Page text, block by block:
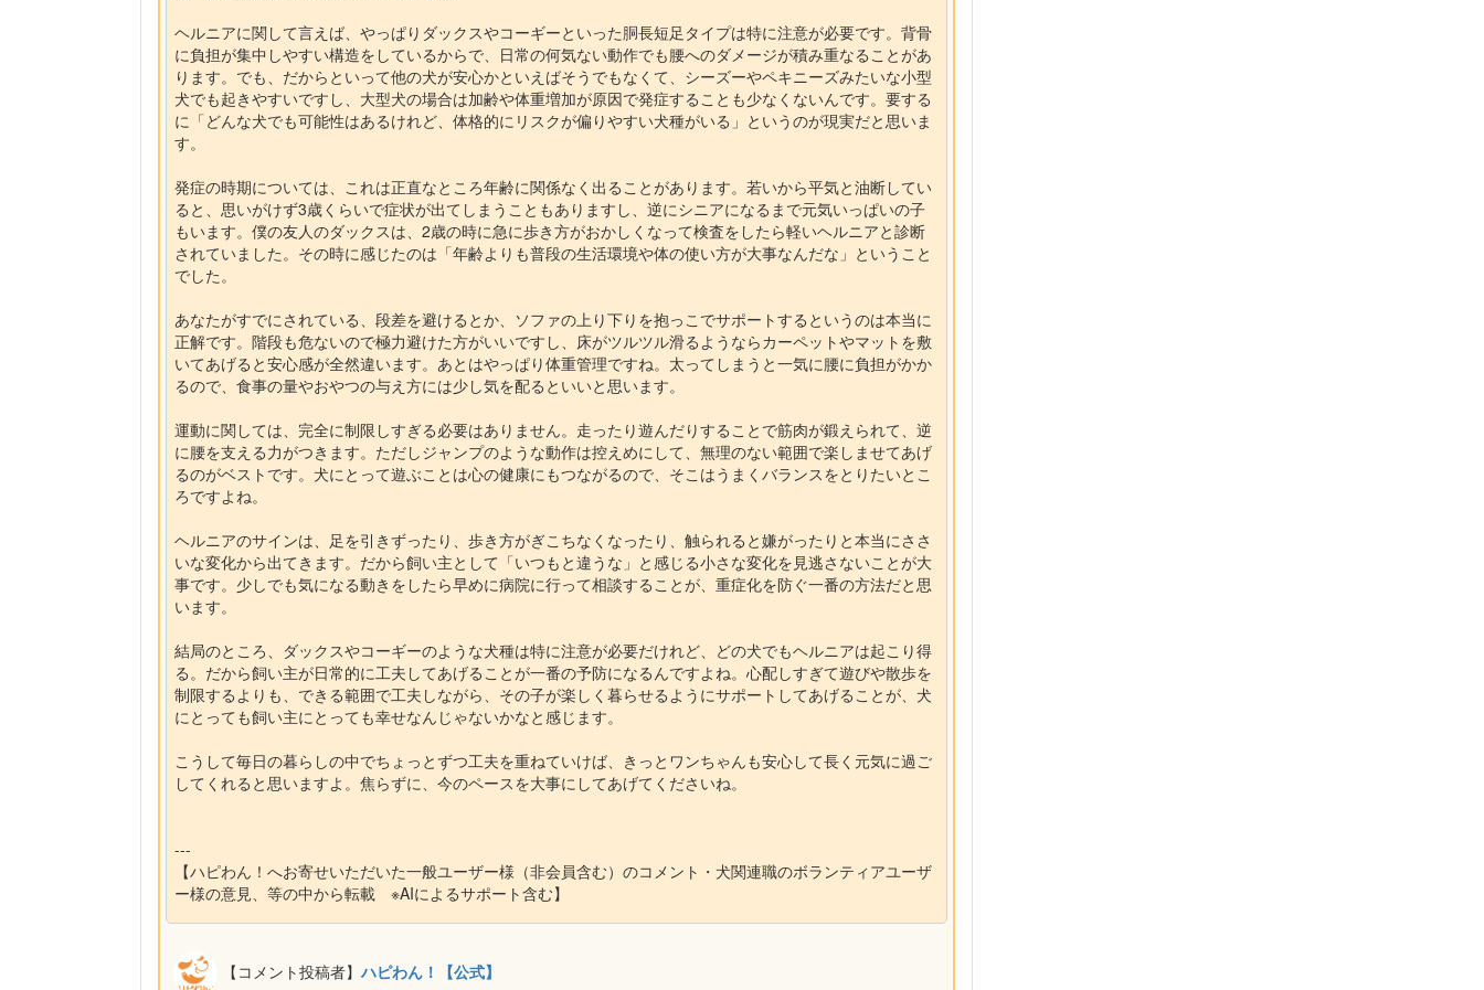
ヘルニアに関して言えば、やっぱりダックスやコーギーといった胴長短足タイプは特に注意が必要です。背骨
に負担が集中しやすい構造をしているからで、日常の何気ない動作でも腰へのダメージが積み重なることがあ
ります。でも、だからといって他の犬が安心かといえばそうでもなくて、シーズーやペキニーズみたいな小型
犬でも起きやすいですし、大型犬の場合は加齢や体重増加が原因で発症することも少なくないんです。要する
に「どんな犬でも可能性はあるけれど、体格的にリスクが偏りやすい犬種がいる」というのが現実だと思いま
す。
発症の時期については、これは正直なところ年齢に関係なく出ることがあります。若いから平気と油断してい
ると、思いがけず3歳くらいで症状が出てしまうこともありますし、逆にシニアになるまで元気いっぱいの子
もいます。僕の友人のダックスは、2歳の時に急に歩き方がおかしくなって検査をしたら軽いヘルニアと診断
されていました。その時に感じたのは「年齢よりも普段の生活環境や体の使い方が大事なんだな」ということ
でした。
あなたがすでにされている、段差を避けるとか、ソファの上り下りを抱っこでサポートするというのは本当に
正解です。階段も危ないので極力避けた方がいいですし、床がツルツル滑るようならカーペットやマットを敷
いてあげると安心感が全然違います。あとはやっぱり体重管理ですね。太ってしまうと一気に腰に負担がかか
るので、食事の量やおやつの与え方には少し気を配るといいと思います。
運動に関しては、完全に制限しすぎる必要はありません。走ったり遊んだりすることで筋肉が鍛えられて、逆
に腰を支える力がつきます。ただしジャンプのような動作は控えめにして、無理のない範囲で楽しませてあげ
るのがベストです。犬にとって遊ぶことは心の健康にもつながるので、そこはうまくバランスをとりたいとこ
ろですよね。
ヘルニアのサインは、足を引きずったり、歩き方がぎこちなくなったり、触られると嫌がったりと本当にささ
いな変化から出てきます。だから飼い主として「いつもと違うな」と感じる小さな変化を見逃さないことが大
事です。少しでも気になる動きをしたら早めに病院に行って相談することが、重症化を防ぐ一番の方法だと思
います。
結局のところ、ダックスやコーギーのような犬種は特に注意が必要だけれど、どの犬でもヘルニアは起こり得
る。だから飼い主が日常的に工夫してあげることが一番の予防になるんですよね。心配しすぎて遊びや散歩を
制限するよりも、できる範囲で工夫しながら、その子が楽しく暮らせるようにサポートしてあげることが、犬
にとっても飼い主にとっても幸せなんじゃないかなと感じます。
こうして毎日の暮らしの中でちょっとずつ工夫を重ねていけば、きっとワンちゃんも安心して長く元気に過ご
してくれると思いますよ。焦らずに、今のペースを大事にしてあげてくださいね。
---
【ハピわん！へお寄せいただいた一般ユーザー様（非会員含む）のコメント・犬関連職のボランティアユーザ
ー様の意見、等の中から転載 ※AIによるサポート含む】
【コメント投稿者】ハピわん！【公式】